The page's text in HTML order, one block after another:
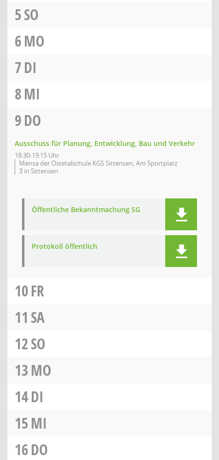
5SO
6MO
7DI
8MI
9DO
Ausschuss für Planung, Entwicklung, Bau und Verkehr
18:30-19:15 Uhr
Mensa der Ostetalschule KGS Sittensen, Am Sportplatz
3 in Sittensen
Öffentliche Bekanntmachung SG
Protokoll öffentlich
10FR
11 SA
12SO
13MO
14DI
15MI
16DO